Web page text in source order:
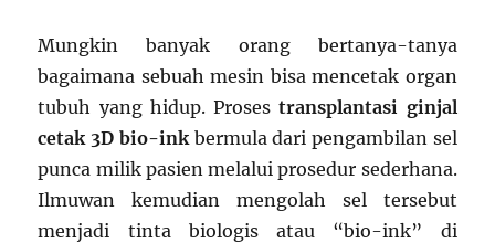
Mungkin banyak orang bertanya-tanya
bagaimana sebuah mesin bisa mencetak organ
tubuh yang hidup. Prosestransplantasi ginjal
cetak 3D bio-inkbermula dari pengambilan sel
punca milik pasien melalui prosedur sederhana.
Ilmuwan kemudian mengolah sel tersebut
menjadi tinta biologis atau “bio-ink” di